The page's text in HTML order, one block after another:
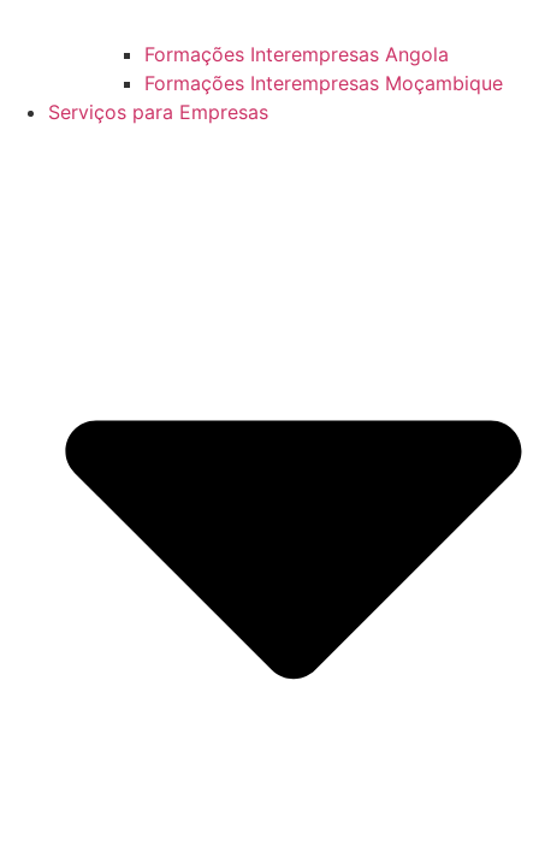
Formações Interempresas Angola
Formações Interempresas Moçambique
Serviços para Empresas